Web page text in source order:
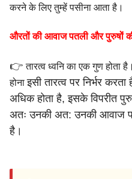
करने के लिए तुम्हें पसीना आता है।
औरतों की आवाज पतली और पुरुषों की
👉तारत्व ध्वनि का एक गुण होता
होनाइसी तारत्व पर निर्भर
अधिक होता है,इसके विपरीत
अतः उनकी अत: उनकी आवाज
है।